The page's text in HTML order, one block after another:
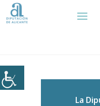
La
nueva edición de
La